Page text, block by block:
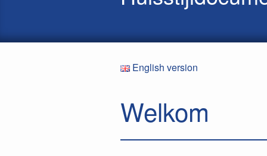
English version
Welkom